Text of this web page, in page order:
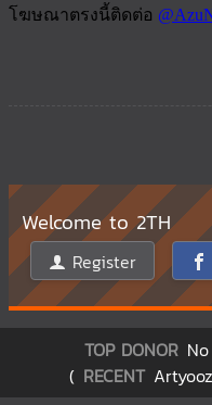
Welcome to 2TH
Register
TOP DONOR
( RECENT